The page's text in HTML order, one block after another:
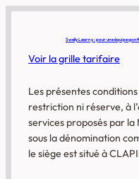
Swelly Learny : pour une équipe
Voir la grille tarifaire
Les présentes
restriction ni réserve, à
services proposés par
sous la dénomination
le siège est situé à